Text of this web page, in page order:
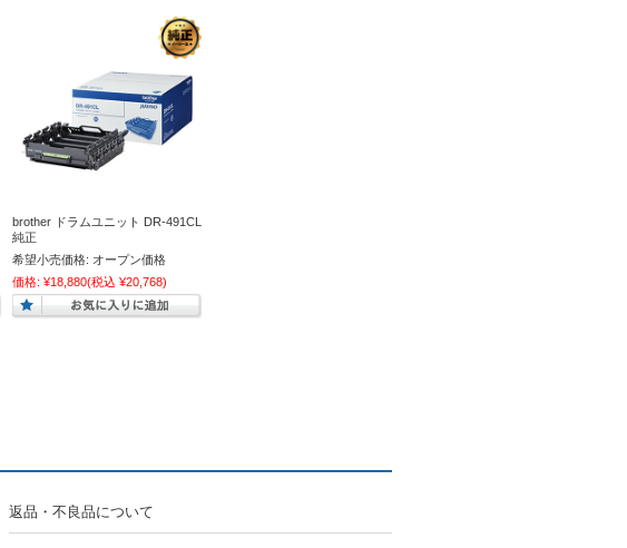
brother ドラムユニット DR-491CL
純正
希望小売価格: オープン価格
価格: ¥18,880(税込 ¥20,768)
返品・不良品について